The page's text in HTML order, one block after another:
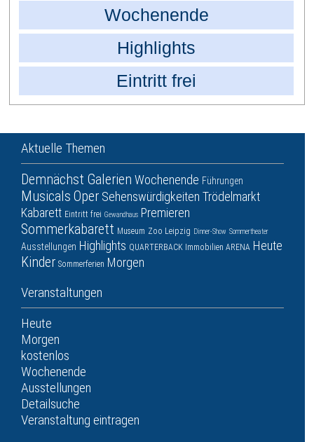
Wochenende
Highlights
Eintritt frei
Aktuelle Themen
Demnächst Galerien Wochenende Führungen
Musicals Oper Sehenswürdigkeiten Trödelmarkt
Kabarett Eintritt frei Gewandhaus Premieren
Sommerkabarett Museum Zoo Leipzig Dinner-Show Sommertheater
Ausstellungen Highlights QUARTERBACK Immobilien ARENA Heute
Kinder Sommerferien Morgen
Veranstaltungen
Heute
Morgen
kostenlos
Wochenende
Ausstellungen
Detailsuche
Veranstaltung eintragen